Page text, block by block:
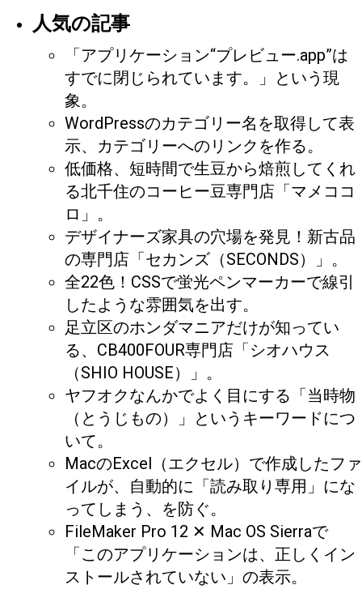
人気の記事
「アプリケーション“プレビュー.app”は
すでに閉じられています。」という現
象。
WordPressのカテゴリー名を取得して表
示、カテゴリーへのリンクを作る。
低価格、短時間で生豆から焙煎してくれ
る北千住のコーヒー豆専門店「マメココ
ロ」。
デザイナーズ家具の穴場を発見！新古品
の専門店「セカンズ（SECONDS）」。
全22色！CSSで蛍光ペンマーカーで線引
したような雰囲気を出す。
足立区のホンダマニアだけが知ってい
る、CB400FOUR専門店「シオハウス
（SHIO HOUSE）」。
ヤフオクなんかでよく目にする「当時物
（とうじもの）」というキーワードにつ
いて。
MacのExcel（エクセル）で作成したファ
イルが、自動的に「読み取り専用」にな
ってしまう、を防ぐ。
FileMaker Pro 12 ✕ Mac OS Sierraで
「このアプリケーションは、正しくイン
ストールされていない」の表示。